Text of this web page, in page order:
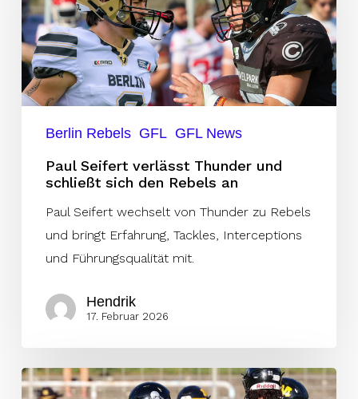
Thunder
und
schließt
sich
den
Rebels
Berlin Rebels GFL GFL News
Paul Seifert verlässt Thunder und
schließt sich den Rebels an
Paul Seifert wechselt von Thunder zu Rebels
und bringt Erfahrung, Tackles, Interceptions
und Führungsqualität mit.
Hendrik
17. Februar 2026
Jermaine